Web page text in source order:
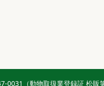
0031（動物取扱業登録証 松販